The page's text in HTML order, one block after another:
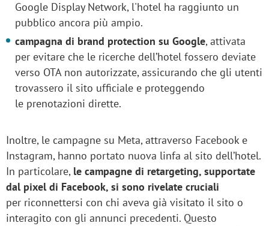
Google Display Network, l'hotel ha raggiunto un
pubblico ancora più ampio.
campagna di brand protection su Google, attivata
per evitare che le ricerche dell’hotel fossero deviate
verso OTA non autorizzate, assicurando che gli utenti
trovassero il sito ufficiale e proteggendo
le prenotazioni dirette.
Inoltre, le campagne su Meta, attraverso Facebook e
Instagram, hanno portato nuova linfa al sito dell’hotel.
In particolare, le campagne di retargeting, supportate
dal pixel di Facebook, si sono rivelate cruciali
per riconnettersi con chi aveva già visitato il sito o
interagito con gli annunci precedenti. Questo